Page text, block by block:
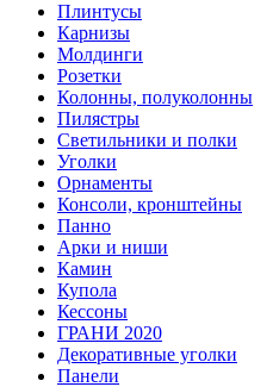
Плинтусы
Карнизы
Молдинги
Розетки
Колонны, полуколонны
Пилястры
Светильники и полки
Уголки
Орнаменты
Консоли, кронштейны
Панно
Арки и ниши
Камин
Купола
Кессоны
ГРАНИ 2020
Декоративные уголки
Панели